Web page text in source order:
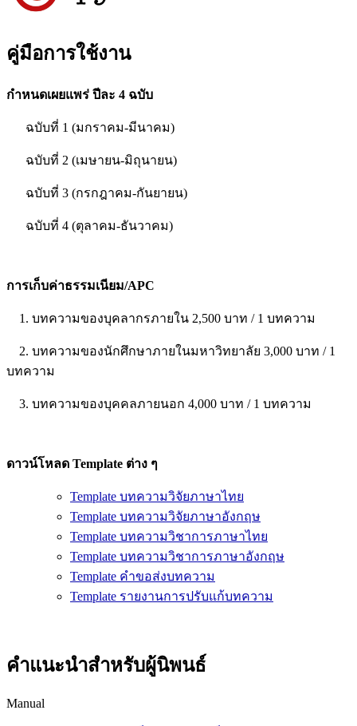
คู่มือการใช้งาน
กำหนดเผยแพร่ ปีละ 4 ฉบับ
ฉบับที่ 1 (มกราคม-มีนาคม)
ฉบับที่ 2 (เมษายน-มิถุนายน)
ฉบับที่ 3 (กรกฎาคม-กันยายน)
ฉบับที่ 4 (ตุลาคม-ธันวาคม)
การเก็บค่าธรรมเนียม/APC
1. บทความของบุคลากรภายใน 2,500 บาท / 1 บทความ
2. บทความของนักศึกษาภายในมหาวิทยาลัย 3,000 บาท / 1
บทความ
3. บทความของบุคคลภายนอก 4,000 บาท / 1 บทความ
ดาวน์โหลด Template ต่าง ๆ
Template บทความวิจัยภาษาไทย
Template บทความวิจัยภาษาอังกฤษ
Template บทความวิชาการภาษาไทย
Template บทความวิชาการภาษาอังกฤษ
Template คำขอส่งบทความ
Template รายงานการปรับแก้บทความ
คำแนะนำสำหรับผู้นิพนธ์
Manual